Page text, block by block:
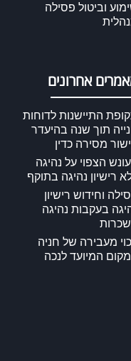
וביטול פסילה
אחרונים
התיישנות לדוחות
תוך שנה בהיעדר
מסירה כדין
הצפוי על נהיגה
רישיון נהיגה בתוקף
וחידוש רישיון
בעקבות נהיגה
מעבירה של חניה
המיועד לנכה